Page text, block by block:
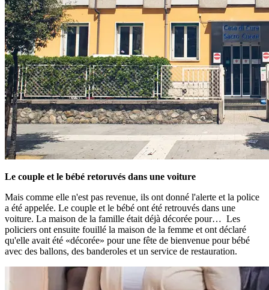
Le couple et le bébé retoruvés dans une voiture
Mais comme elle n'est pas revenue, ils ont donné l'alerte et la police
a été appelée. Le couple et le bébé ont été retrouvés dans une
voiture. La maison de la famille était déjà décorée pour… Les
policiers ont ensuite fouillé la maison de la femme et ont déclaré
qu'elle avait été «décorée» pour une fête de bienvenue pour bébé
avec des ballons, des banderoles et un service de restauration.